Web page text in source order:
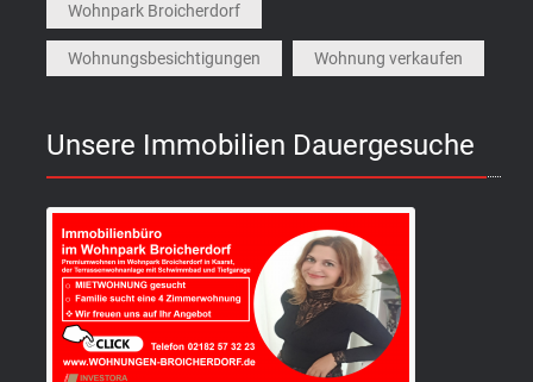
Wohnpark Broicherdorf
Wohnungsbesichtigungen Wohnung verkaufen
Unsere Immobilien Dauergesuche